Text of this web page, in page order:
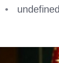
undefined